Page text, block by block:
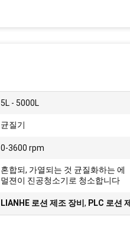
5L - 5000L
균질기
0-3600 rpm
혼합되, 가열되는 것 균질화하는 에
멀젼이 진공청소기로 청소합니다
LIANHE 로션 제조 장비 , PLC 로션